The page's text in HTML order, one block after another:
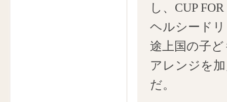
し、CUP
ヘルシード
途上国の子
アレンジを
だ。